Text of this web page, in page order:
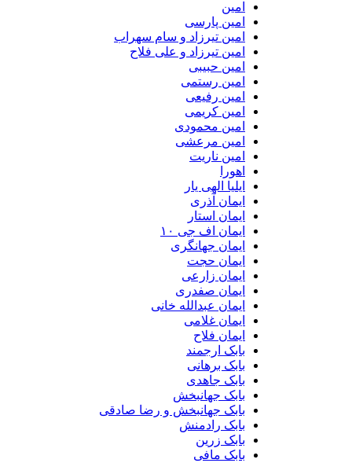
امین پارسی
امین تیرزاد و سام سهراب
امین تیرزاد و علی فلاح
امین حبیبی
امین رستمی
امین رفیعی
امین کریمی
امین محمودی
امین مرعشی
امین ناریت
ایلیا الهی یار
ایمان آذری
ایمان استار
ایمان اف جی ۱۰
ایمان جهانگری
ایمان حجت
ایمان زارعی
ایمان صفدری
ایمان عبدالله خانی
ایمان غلامی
ایمان فلاح
بابک ارجمند
بابک برهانی
بابک جاهدی
بابک جهانبخش
بابک جهانبخش و رضا صادقی
بابک رادمنش
بابک زرین
بابک مافی